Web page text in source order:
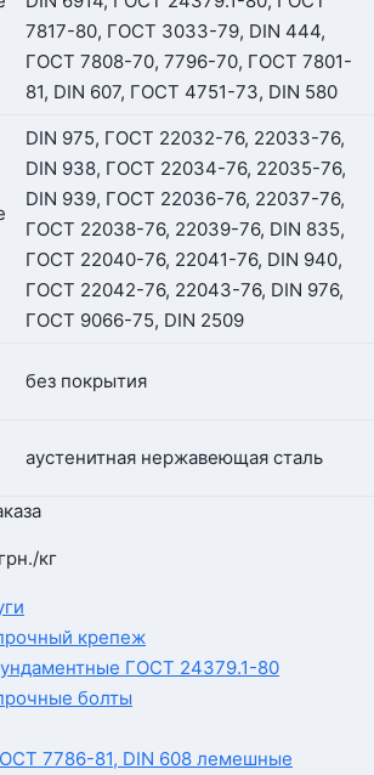
7817-80, ГОСТ 3033-79, DIN 444,
ГОСТ 7808-70, 7796-70, ГОСТ 7801-
81, DIN 607, ГОСТ 4751-73, DIN 580
DIN 975, ГОСТ 22032-76, 22033-76,
DIN 938, ГОСТ 22034-76, 22035-76,
DIN 939, ГОСТ 22036-76, 22037-76,
ГОСТ 22038-76, 22039-76, DIN 835,
ГОСТ 22040-76, 22041-76, DIN 940,
ГОСТ 22042-76, 22043-76, DIN 976,
ГОСТ 9066-75, DIN 2509
без покрытия
аустенитная нержавеющая сталь
грн./кг
крепеж
ГОСТ 24379.1-80
болты
7786-81, DIN 608 лемешные